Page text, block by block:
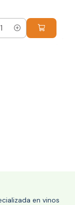
en vinos